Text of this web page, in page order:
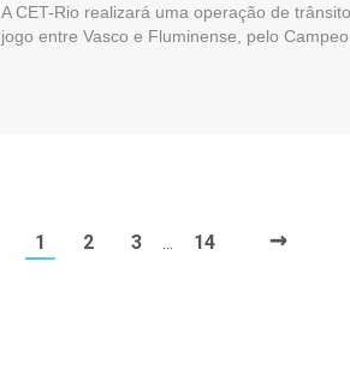
A CET-Rio realizará uma operação de
jogo entre Vasco e Fluminense, pelo
1 2 3 14 →